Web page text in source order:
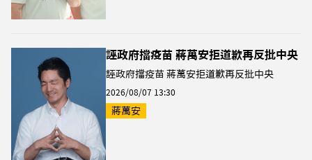
誣政府擋疫苗 蔣萬安拒道歉再反批中央
誣政府擋疫苗 蔣萬安拒道歉再反批中央
2026/08/07 13:30
蔣萬安